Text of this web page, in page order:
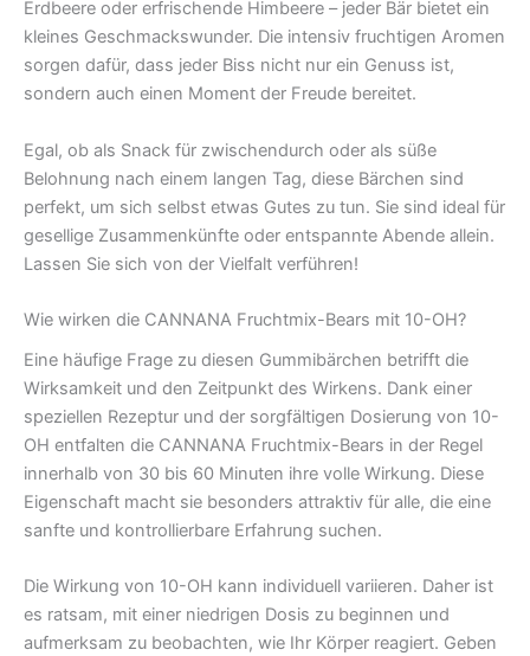
Erdbeere oder erfrischende Himbeere – jeder Bär bietet ein
kleines Geschmackswunder. Die intensiv fruchtigen Aromen
sorgen dafür, dass jeder Biss nicht nur ein Genuss ist,
sondern auch einen Moment der Freude bereitet.
Egal, ob als Snack für zwischendurch oder als süße
Belohnung nach einem langen Tag, diese Bärchen sind
perfekt, um sich selbst etwas Gutes zu tun. Sie sind ideal für
gesellige Zusammenkünfte oder entspannte Abende allein.
Lassen Sie sich von der Vielfalt verführen!
Wie wirken die CANNANA Fruchtmix-Bears mit 10-OH?
Eine häufige Frage zu diesen Gummibärchen betrifft die
Wirksamkeit und den Zeitpunkt des Wirkens. Dank einer
speziellen Rezeptur und der sorgfältigen Dosierung von 10-
OH entfalten die CANNANA Fruchtmix-Bears in der Regel
innerhalb von 30 bis 60 Minuten ihre volle Wirkung. Diese
Eigenschaft macht sie besonders attraktiv für alle, die eine
sanfte und kontrollierbare Erfahrung suchen.
Die Wirkung von 10-OH kann individuell variieren. Daher ist
es ratsam, mit einer niedrigen Dosis zu beginnen und
aufmerksam zu beobachten, wie Ihr Körper reagiert. Geben